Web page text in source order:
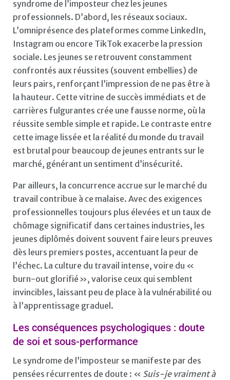
syndrome de l’imposteur chez les jeunes
professionnels. D’abord, les réseaux sociaux.
L’omniprésence des plateformes comme LinkedIn,
Instagram ou encore TikTok exacerbe la pression
sociale. Les jeunes se retrouvent constamment
confrontés aux réussites (souvent embellies) de
leurs pairs, renforçant l’impression de ne pas être à
la hauteur. Cette vitrine de succès immédiats et de
carrières fulgurantes crée une fausse norme, où la
réussite semble simple et rapide. Le contraste entre
cette image lissée et la réalité du monde du travail
est brutal pour beaucoup de jeunes entrants sur le
marché, générant un sentiment d’insécurité.
Par ailleurs, la concurrence accrue sur le marché du
travail contribue à ce malaise. Avec des exigences
professionnelles toujours plus élevées et un taux de
chômage significatif dans certaines industries, les
jeunes diplômés doivent souvent faire leurs preuves
dès leurs premiers postes, accentuant la peur de
l’échec. La culture du travail intense, voire du «
burn-out glorifié », valorise ceux qui semblent
invincibles, laissant peu de place à la vulnérabilité ou
à l’apprentissage graduel.
Les conséquences psychologiques : doute
de soi et sous-performance
Le syndrome de l’imposteur se manifeste par des
pensées récurrentes de doute : « Suis-je vraiment à